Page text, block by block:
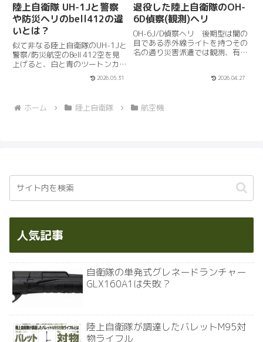
陸上自衛隊 UH-1Jと警察
や防災ヘリのbell412の違
いとは？
似て非なる陸上自衛隊のUH-1Jと
警察/防災航空のBell 412空を見
上げると、白と青のツートンカラ
プターが、ゆったりとした速度で
UH-1Jとよく似...
2026.05.31
退役した陸上自衛隊のOH-
6D偵察(観測)ヘリ
OH-6J/D偵察ヘリ 後期型は闇の
目である赤外線ライトを持つその
名の通り災害派遣では観測、有事
うに丸っこくて遅そうに見えるが
2026.04.27
ホーム 陸上自衛隊 航空機
人気記事
自衛隊の単発式グレネードランチャー
GLX160A1は失敗？
陸上自衛隊が調達したバレットM95対
物ライフル